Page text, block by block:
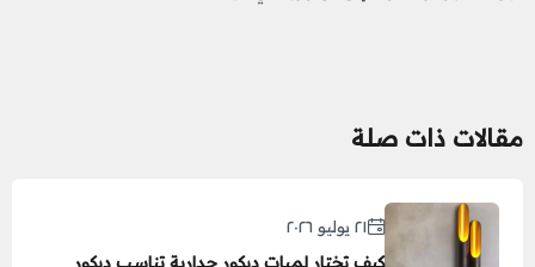
مقالات ذات صلة
٢١ يوليو ٢٠٢٦
كيف تختار لمبات ديكور جدارية تناسب ديكور